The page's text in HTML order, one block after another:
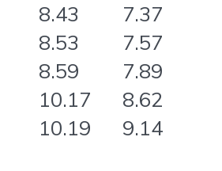
8.43
7.37
8.53
7.57
8.59
7.89
10.17
8.62
10.19
9.14